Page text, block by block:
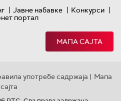
| Јавне набавке | Конкурси |
портал
МАПА САЈТА
употребе садржаја | Мапа
сајта